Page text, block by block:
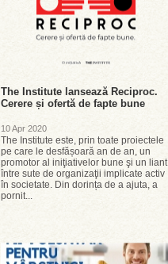
The Institute lansează Reciproc.
Cerere și ofertă de fapte bune
10 Apr 2020
The Institute este, prin toate proiectele
pe care le desfășoară an de an, un
promotor al iniţiativelor bune şi un liant
între sute de organizaţii implicate activ
în societate. Din dorința de a ajuta, a
pornit...